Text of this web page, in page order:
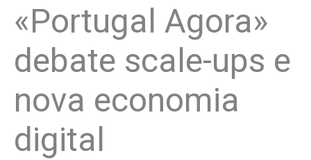
«Portugal Agora»
debate scale-ups e
nova economia
digital